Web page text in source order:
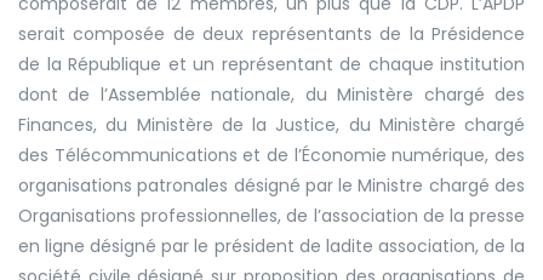
seraitcomposée de deux représentants de la Présidence
de la République et un représentant de chaque institution
dont de l’Assemblée nationale, du Ministère chargé des
Finances, du Ministère de la Justice, du Ministère chargé
des Télécommunications et de l’Économie numérique, des
organisations patronales désigné par le Ministre chargé des
Organisations professionnelles, de l’association de la presse
en ligne désigné par le président de ladite association, de la